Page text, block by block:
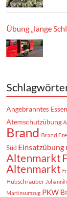
Übung „lange
Angebranntes Essen
Atemschutzübung
Brand Brand
Süd Einsatzübung
Altenmarkt
Altenmarkt
Hubschrauber
Martinsumzug PKW